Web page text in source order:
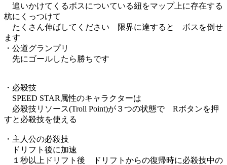
追いかけてくるボスについている紐をマップ上に存在する
杭にくっつけて
たくさん伸ばしてください 限界に達すると ボスを倒せ
ます
・公道グランプリ
先にゴールしたら勝ちです
・必殺技
SPEED STAR属性のキャラクターは
必殺技リソース(Troll Point)が３つの状態で Rボタンを押
すと必殺技を使える
・主人公の必殺技
ドリフト後に加速
１秒以上ドリフト後 ドリフトからの復帰時に必殺技中の